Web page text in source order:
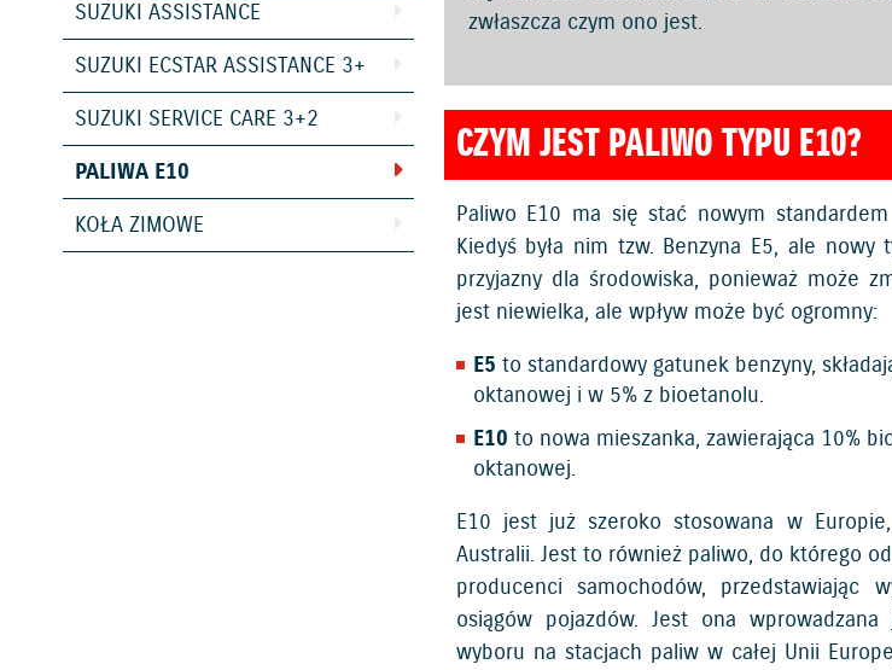
SUZUKI ASSISTANCE
SUZUKI ECSTAR ASSISTANCE 3+
SUZUKI SERVICE CARE 3+2
PALIWA E10
KOŁA ZIMOWE
zwłaszcza czym ono jest.
CZYM JEST PALIWO TYPU E10?
Paliwo E10 ma się stać nowym
Kiedyś była nim tzw. Benzyna E5, ale
przyjazny dla środowiska, ponieważ może
jest niewielka, ale wpływ może być ogromny:
E5 to standardowy gatunek benzyny,
oktanowej i w 5% z bioetanolu.
E10 to nowa mieszanka, zawierająca 10%
oktanowej.
E10 jest już szeroko stosowana w
Australii. Jest to również paliwo, do którego
producenci samochodów, przedstawiając
osiągów pojazdów. Jest ona
wyboru na stacjach paliw w całej Unii